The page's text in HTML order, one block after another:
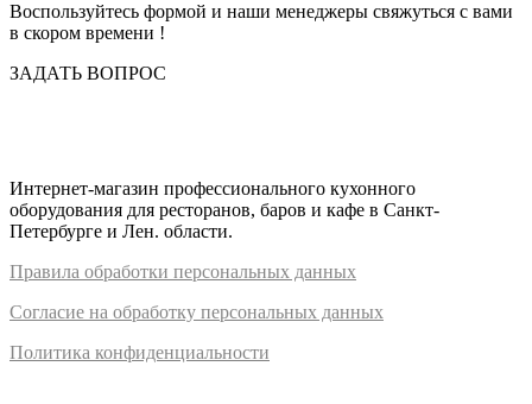
Воспользуйтесь формой и наши менеджеры свяжуться с вами
в скором времени !
ЗАДАТЬ ВОПРОС
Интернет-магазин профессионального кухонного
оборудования для ресторанов, баров и кафе в Санкт-
Петербурге и Лен. области.
Правила обработки персональных данных
Согласие на обработку персональных данных
Политика конфиденциальности